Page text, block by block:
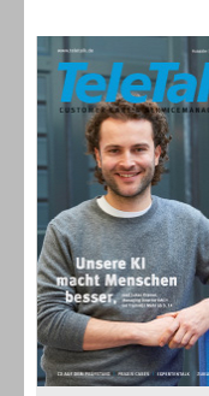
Inbound